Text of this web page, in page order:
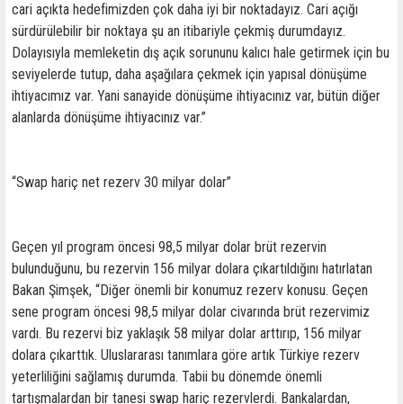
cari açıkta hedefimizden çok daha iyi bir noktadayız. Cari açığı
sürdürülebilir bir noktaya şu an itibariyle çekmiş durumdayız.
Dolayısıyla memleketin dış açık sorununu kalıcı hale getirmek için bu
seviyelerde tutup, daha aşağılara çekmek için yapısal dönüşüme
ihtiyacımız var. Yani sanayide dönüşüme ihtiyacınız var, bütün diğer
alanlarda dönüşüme ihtiyacınız var.”
“Swap hariç net rezerv 30 milyar dolar”
Geçen yıl program öncesi 98,5 milyar dolar brüt rezervin
bulunduğunu, bu rezervin 156 milyar dolara çıkartıldığını hatırlatan
Bakan Şimşek, “Diğer önemli bir konumuz rezerv konusu. Geçen
sene program öncesi 98,5 milyar dolar civarında brüt rezervimiz
vardı. Bu rezervi biz yaklaşık 58 milyar dolar arttırıp, 156 milyar
dolara çıkarttık. Uluslararası tanımlara göre artık Türkiye rezerv
yeterliliğini sağlamış durumda. Tabii bu dönemde önemli
tartışmalardan bir tanesi swap hariç rezervlerdi. Bankalardan,